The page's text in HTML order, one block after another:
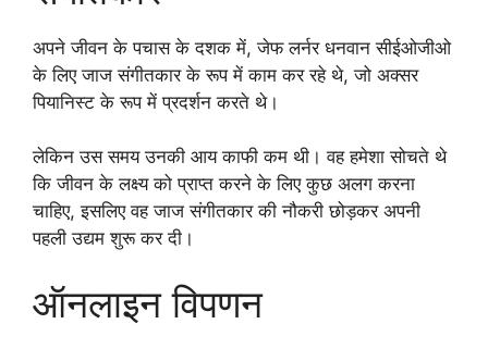
अपने जीवन के पचास के दशक में, जेफ लर्नर धनवान सीईओजीओ
के लिए जाज संगीतकार के रूप में काम कर रहे थे, जो अक्सर
पियानिस्ट के रूप में प्रदर्शन करते थे।
लेकिन उस समय उनकी आय काफी कम थी। वह हमेशा सोचते थे
कि जीवन के लक्ष्य को प्राप्त करने के लिए कुछ अलग करना
चाहिए, इसलिए वह जाज संगीतकार की नौकरी छोड़कर अपनी
पहली उद्यम शुरू कर दी।
ऑनलाइन विपणन